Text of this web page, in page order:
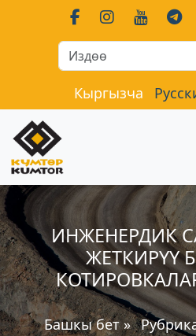
Кыргызча
ИНЖЕНЕРДИК
ЖЕТКИРҮҮ
Башкы бет»